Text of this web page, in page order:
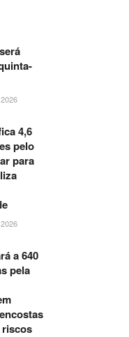
4,6
pelo
para
a 640
pela
riscos